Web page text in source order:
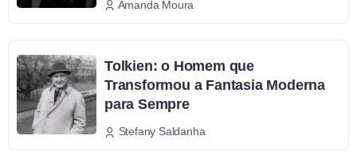
Amanda Moura
Tolkien: o Homem que
Transformou a Fantasia Moderna
para Sempre
Stefany Saldanha